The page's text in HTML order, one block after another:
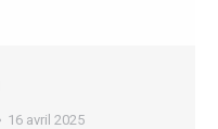
16 avril 2025